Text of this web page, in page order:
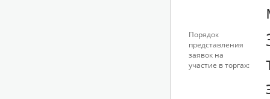
Порядок
представления
заявок на
участие в торгах: